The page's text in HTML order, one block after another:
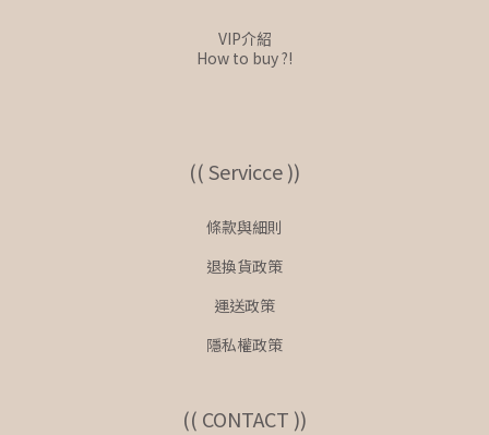
VIP介紹
How to buy ?!
(( Servicce ))
條款與細則
退換貨政策
運送政策
隱私權政策
(( CONTACT ))